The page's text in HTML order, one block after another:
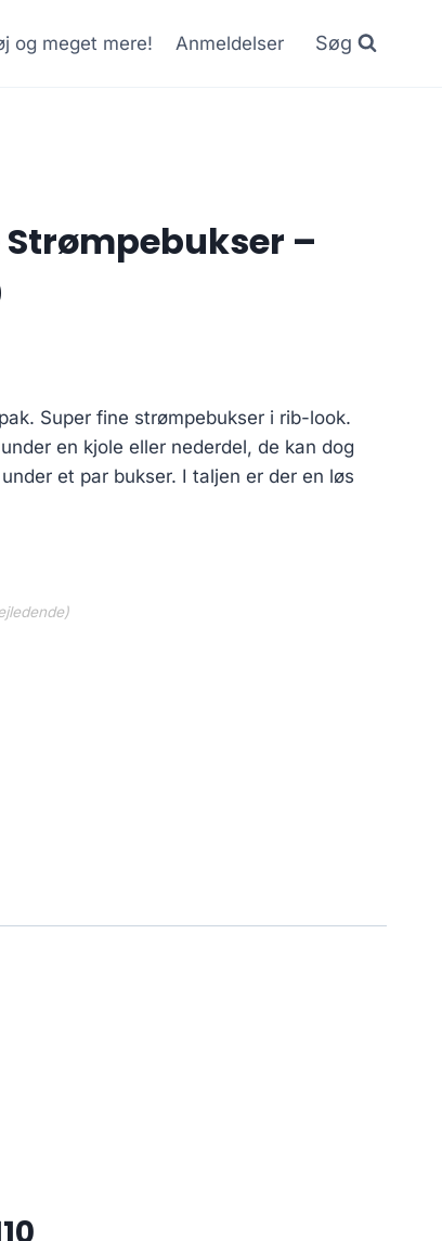
og meget mere! Anmeldelser Søg
–
Super fine strømpebukser i rib-look.
en kjole eller nederdel, de kan dog
et par bukser. I taljen er der en løs